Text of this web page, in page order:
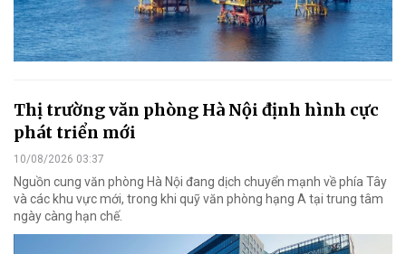
Thị trường văn phòng Hà Nội định hình cực
phát triển mới
10/08/2026 03:37
Nguồn cung văn phòng Hà Nội đang dịch chuyển mạnh về phía Tây
và các khu vực mới, trong khi quỹ văn phòng hạng A tại trung tâm
ngày càng hạn chế.